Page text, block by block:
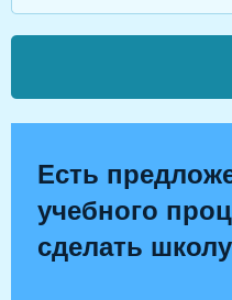
Есть
учебного
сделать